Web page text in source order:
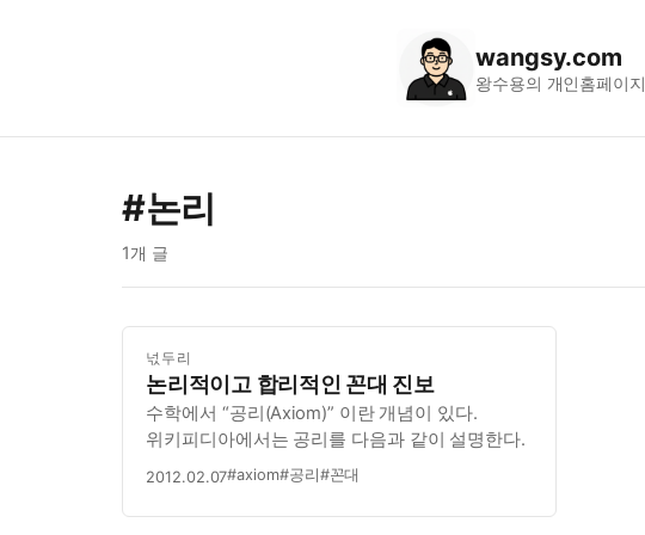
wangsy.com
왕수용의 개인홈페이지
#논리
1개 글
넋두리
논리적이고 합리적인 꼰대 진보
수학에서 “공리(Axiom)” 이란 개념이 있다.
위키피디아에서는 공리를 다음과 같이 설명한다.
2012.02.07#axiom#공리#꼰대